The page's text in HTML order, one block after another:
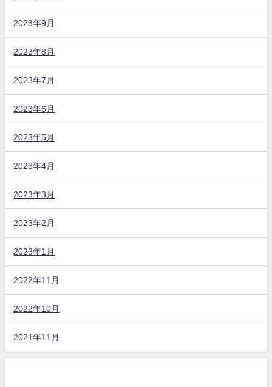
2023年9月
2023年8月
2023年7月
2023年6月
2023年5月
2023年4月
2023年3月
2023年2月
2023年1月
2022年11月
2022年10月
2021年11月